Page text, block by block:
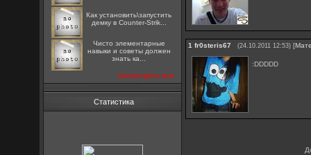
Как установить\запустить
демку в Counter-Strik...
Чисто элементарные
навыки и советы должен
знать ка...
посмотреть все
Статистика
1 fr0steris67 (24.10.2011 12:53) [
:DDDDD